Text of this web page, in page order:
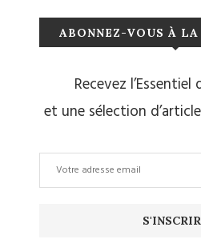
ABONNEZ-VOUS À
Recevez
et une sélection